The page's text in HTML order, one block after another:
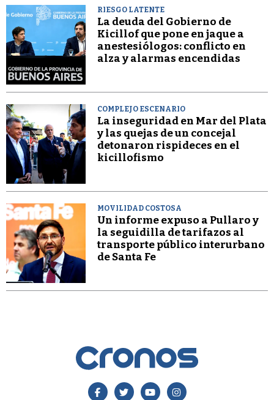
RIESGO LATENTE
La deuda del Gobierno de
Kicillof que pone en jaque a
anestesiólogos: conflicto en
alza y alarmas encendidas
COMPLEJO ESCENARIO
La inseguridad en Mar del Plata
y las quejas de un concejal
detonaron rispideces en el
kicillofismo
MOVILIDAD COSTOSA
Un informe expuso a Pullaro y
la seguidilla de tarifazos al
transporte público interurbano
de Santa Fe